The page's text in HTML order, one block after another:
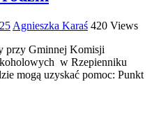
Agnieszka Karaś 420 Views
przy Gminnej Komisji
w Rzepienniku
mogą uzyskać pomoc: Punkt